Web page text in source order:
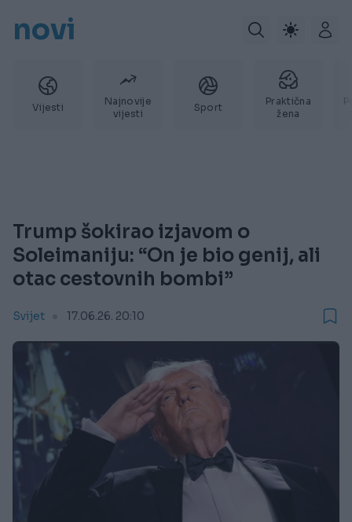
novi
Vijesti
Najnovije
vijesti
Sport
Praktična
žena
Trump šokirao izjavom o
Soleimaniju: “On je bio genij, ali
otac cestovnih bombi”
Svijet 17.06.26. 20:10